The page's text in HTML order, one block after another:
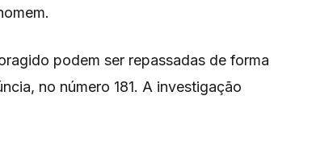
podem ser repassadas de forma
no número 181. A investigação